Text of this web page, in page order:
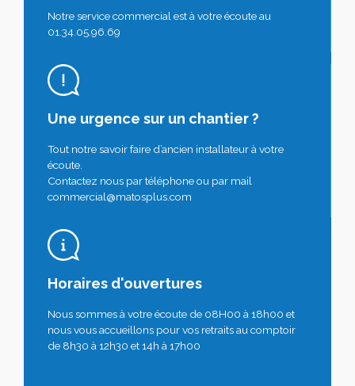
Notre service commercial est à votre écoute au
01.34.05.96.69
Une urgence sur un chantier ?
Tout notre savoir faire d’ancien installateur à votre
écoute.
Contactez nous par téléphone ou par mail
commercial@matosplus.com
Horaires d'ouvertures
Nous sommes à votre écoute de 08H00 à 18h00 et
nous vous accueillons pour vos retraits au comptoir
de 8h30 à 12h30 et 14h à 17h00